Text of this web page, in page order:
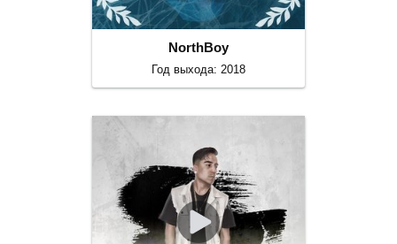
NorthBoy
Год выхода: 2018